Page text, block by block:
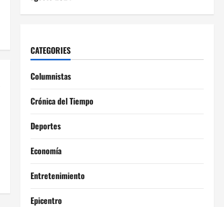
CATEGORIES
Columnistas
Crónica del Tiempo
Deportes
Economía
Entretenimiento
Epicentro